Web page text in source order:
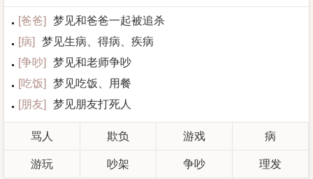
[爸爸]
梦见和爸爸一起被追杀
[病]
梦见生病、得病、疾病
[争吵]
梦见和老师争吵
[吃饭]
梦见吃饭、用餐
[朋友] 梦见朋友打死人
骂人 欺负 游戏 病
游玩 吵架 争吵 理发